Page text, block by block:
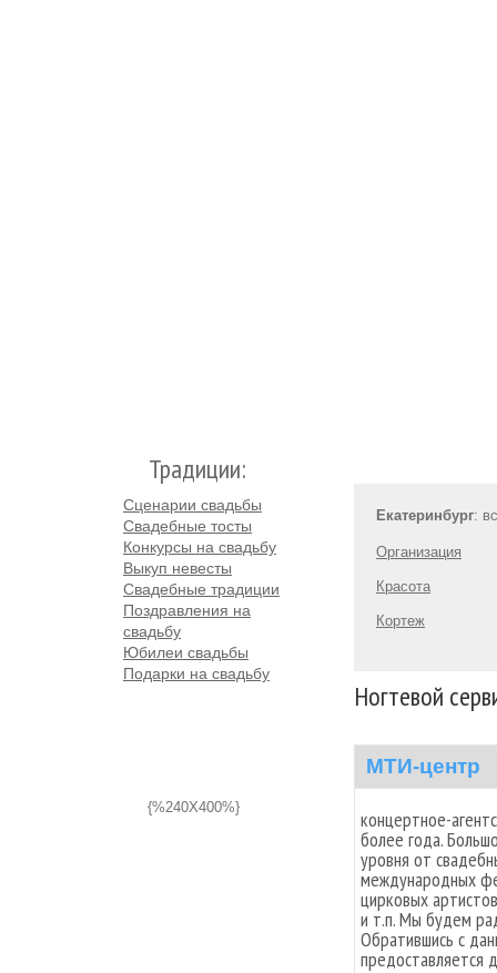
Традиции:
Сценарии свадьбы
Свадебные тосты
Конкурсы на свадьбу
Выкуп невесты
Свадебные традиции
Поздравления на
свадьбу
Юбилеи свадьбы
Подарки на свадьбу
{%240X400%}
Екатеринбург:
Организация
Красота
Кортеж
Ногтевой
МТИ-центр
концертное-
более года.
уровня от
международных
цирковых
и т.п. Мы будем
Обратившись с
предоставляется